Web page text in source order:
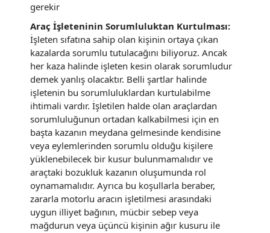
gerekir
Araç İşleteninin Sorumluluktan Kurtulması:
İşleten sıfatına sahip olan kişinin ortaya çıkan
kazalarda sorumlu tutulacağını biliyoruz. Ancak
her kaza halinde işleten kesin olarak sorumludur
demek yanlış olacaktır. Belli şartlar halinde
işletenin bu sorumluluklardan kurtulabilme
ihtimali vardır. İşletilen halde olan araçlardan
sorumluluğunun ortadan kalkabilmesi için en
başta kazanın meydana gelmesinde kendisine
veya eylemlerinden sorumlu olduğu kişilere
yüklenebilecek bir kusur bulunmamalıdır ve
araçtaki bozukluk kazanın oluşumunda rol
oynamamalıdır. Ayrıca bu koşullarla beraber,
zararla motorlu aracın işletilmesi arasındaki
uygun illiyet bağının, mücbir sebep veya
mağdurun veya üçüncü kişinin ağır kusuru ile